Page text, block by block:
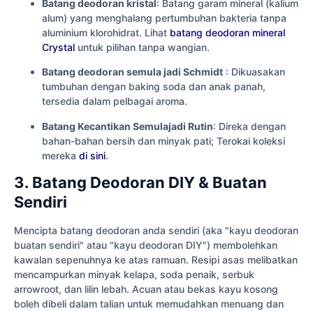
Batang deodoran kristal: Batang garam mineral (kalium
alum) yang menghalang pertumbuhan bakteria tanpa
aluminium klorohidrat. Lihat batang deodoran mineral
Crystal untuk pilihan tanpa wangian.
Batang deodoran semula jadi Schmidt : Dikuasakan
tumbuhan dengan baking soda dan anak panah,
tersedia dalam pelbagai aroma.
Batang Kecantikan Semulajadi Rutin: Direka dengan
bahan-bahan bersih dan minyak pati; Terokai koleksi
mereka di sini.
3. Batang Deodoran DIY & Buatan
Sendiri
Mencipta batang deodoran anda sendiri (aka "kayu deodoran
buatan sendiri" atau "kayu deodoran DIY") membolehkan
kawalan sepenuhnya ke atas ramuan. Resipi asas melibatkan
mencampurkan minyak kelapa, soda penaik, serbuk
arrowroot, dan lilin lebah. Acuan atau bekas kayu kosong
boleh dibeli dalam talian untuk memudahkan menuang dan